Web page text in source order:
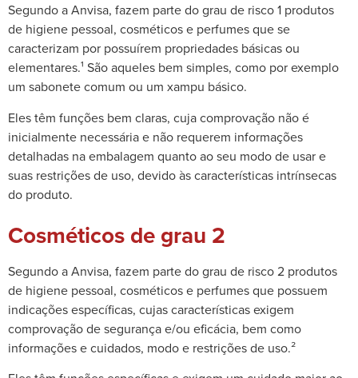
Segundo a Anvisa, fazem parte do grau de risco 1 produtos
de higiene pessoal, cosméticos e perfumes que se
caracterizam por possuírem propriedades básicas ou
elementares.¹ São aqueles bem simples, como por exemplo
um sabonete comum ou um xampu básico.
Eles têm funções bem claras, cuja comprovação não é
inicialmente necessária e não requerem informações
detalhadas na embalagem quanto ao seu modo de usar e
suas restrições de uso, devido às características intrínsecas
do produto.
Cosméticos de grau 2
Segundo a Anvisa, fazem parte do grau de risco 2 produtos
de higiene pessoal, cosméticos e perfumes que possuem
indicações específicas, cujas características exigem
comprovação de segurança e/ou eficácia, bem como
informações e cuidados, modo e restrições de uso.²